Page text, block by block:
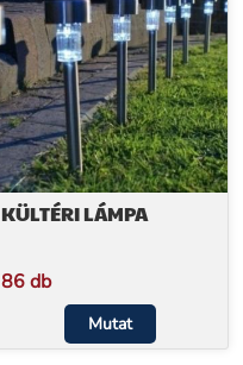
KÜLTÉRI LÁMPA
86 db
Mutat